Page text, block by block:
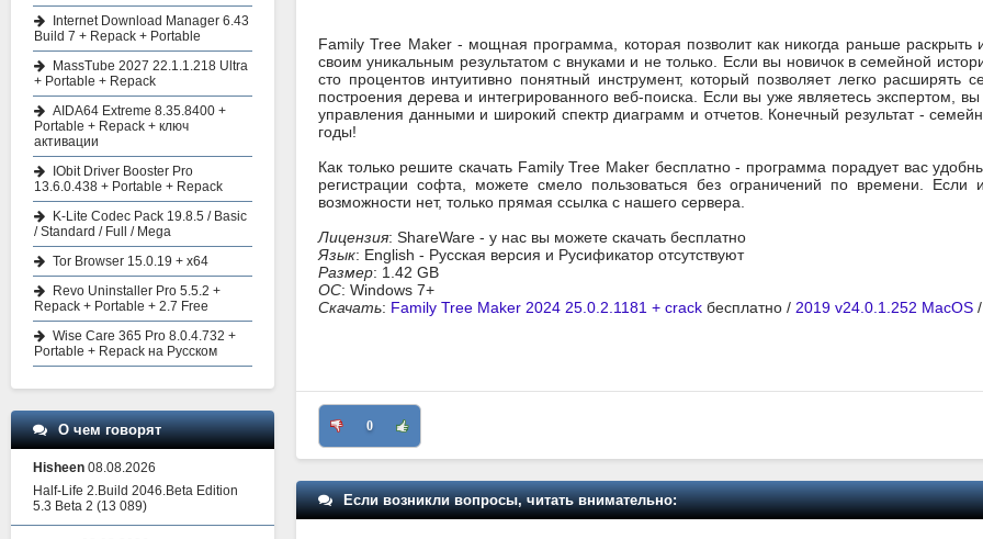
Family Tree Maker - мощная программа, которая позволит как никогда раньше
своим уникальным результатом с внуками и не только. Если вы новичок в семейной
сто процентов интуитивно понятный инструмент, который позволяет легко
построения дерева и интегрированного веб-поиска. Если вы уже являетесь экспертом,
управления данными и широкий спектр диаграмм и отчетов. Конечный результат -
годы!
Как только решите скачать Family Tree Maker бесплатно - программа порадует вас
регистрации софта, можете смело пользоваться без ограничений по времени.
возможности нет, только прямая ссылка с нашего сервера.
Лицензия: ShareWare - у нас вы можете скачать бесплатно
Язык: English - Русская версия и Русификатор отсутствуют
Размер: 1.42 GB
ОС: Windows 7+
Скачать: Family Tree Maker 2024 25.0.2.1181 + crack бесплатно / 2019 v24.0.1.252 MacOS
0
Если возникли вопросы, читать внимательно:
Internet Download Manager 6.43
Build 7 + Repack + Portable
MassTube 2027 22.1.1.218 Ultra
+ Portable + Repack
AIDA64 Extreme 8.35.8400 +
Portable + Repack + ключ
активации
IObit Driver Booster Pro
13.6.0.438 + Portable + Repack
K-Lite Codec Pack 19.8.5 / Basic
/ Standard / Full / Mega
Tor Browser 15.0.19 + x64
Revo Uninstaller Pro 5.5.2 +
Repack + Portable + 2.7 Free
Wise Care 365 Pro 8.0.4.732 +
Portable + Repack на Русском
О чем говорят
Hisheen 08.08.2026
Half-Life 2.Build 2046.Beta Edition
5.3 Beta 2 (13 089)